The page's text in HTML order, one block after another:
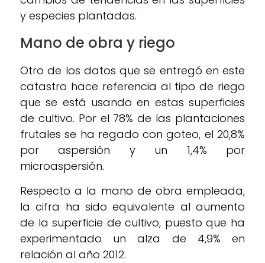
y especies plantadas.
Mano de obra y riego
Otro de los datos que se entregó en este
catastro hace referencia al tipo de riego
que se está usando en estas superficies
de cultivo. Por el 78% de las plantaciones
frutales se ha regado con goteo, el 20,8%
por aspersión y un 1,4% por
microaspersión.
Respecto a la mano de obra empleada,
la cifra ha sido equivalente al aumento
de la superficie de cultivo, puesto que ha
experimentado un alza de 4,9% en
relación al año 2012.